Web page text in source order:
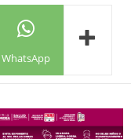
WhatsApp